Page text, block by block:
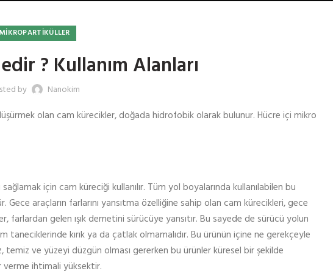
MIKROPARTIKÜLLER
? Kullanım Alanları
by Nanokim
olan cam kürecikler, doğada hidrofobik olarak bulunur. Hücre içi mikro
için cam küreciği kullanılır. Tüm yol boyalarında kullanılabilen bu
araçların farlarını yansıtma özelliğine sahip olan cam kürecikleri, gece
gelen ışık demetini sürücüye yansıtır. Bu sayede de sürücü yolun
kırık ya da çatlak olmamalıdır. Bu ürünün içine ne gerekçeyle
temiz ve yüzeyi düzgün olması gererken bu ürünler küresel bir şekilde
verme ihtimali yüksektir.